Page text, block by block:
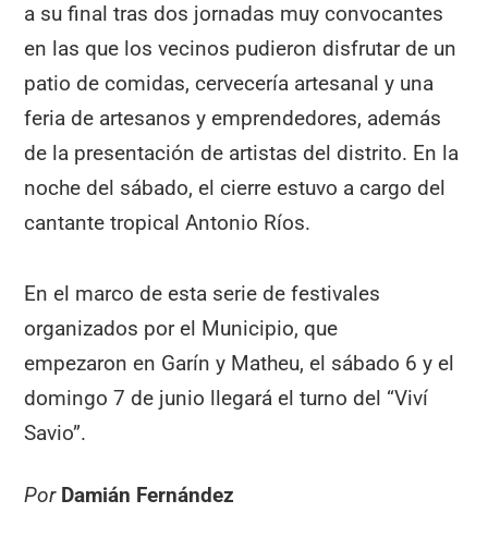
a su final tras dos jornadas muy convocantes
en las que los vecinos pudieron disfrutar de un
patio de comidas, cervecería artesanal y una
feria de artesanos y emprendedores, además
de la presentación de artistas del distrito. En la
noche del sábado, el cierre estuvo a cargo del
cantante tropical Antonio Ríos.
En el marco de esta serie de festivales
organizados por el Municipio, que
empezaron en Garín y Matheu, el sábado 6 y el
domingo 7 de junio llegará el turno del “Viví
Savio”.
Por Damián Fernández